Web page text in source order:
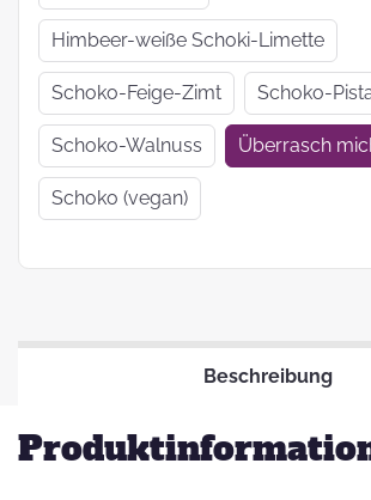
Himbeer-weiße Schoki-Limette
Schoko-Feige-Zimt Schoko-
Schoko-Walnuss Überrasch
Schoko (vegan)
Beschreibung